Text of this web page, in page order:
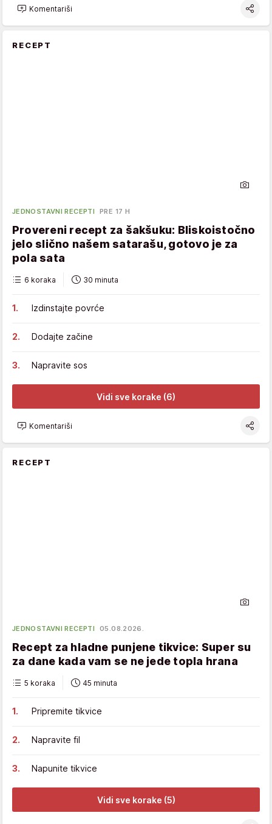
Komentariši
RECEPT
JEDNOSTAVNI RECEPTI PRE 17 H
Provereni recept za šakšuku: Bliskoistočno
jelo slično našem satarašu, gotovo je za
pola sata
6 koraka 30 minuta
Izdinstajte povrće
Dodajte začine
Napravite sos
Vidi sve korake (6)
Komentariši
RECEPT
JEDNOSTAVNI RECEPTI 05.08.2026.
Recept za hladne punjene tikvice: Super su
za dane kada vam se ne jede topla hrana
5 koraka 45 minuta
Pripremite tikvice
Napravite fil
Napunite tikvice
Vidi sve korake (5)